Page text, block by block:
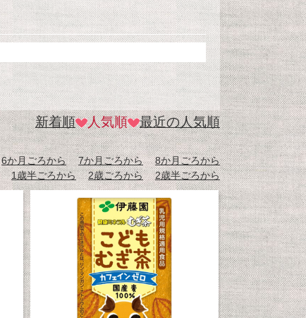
新着順 人気順 最近の人気順
6か月ごろから 7か月ごろから
8か月ごろから
1歳半ごろから 2歳ごろから 2歳半ごろから